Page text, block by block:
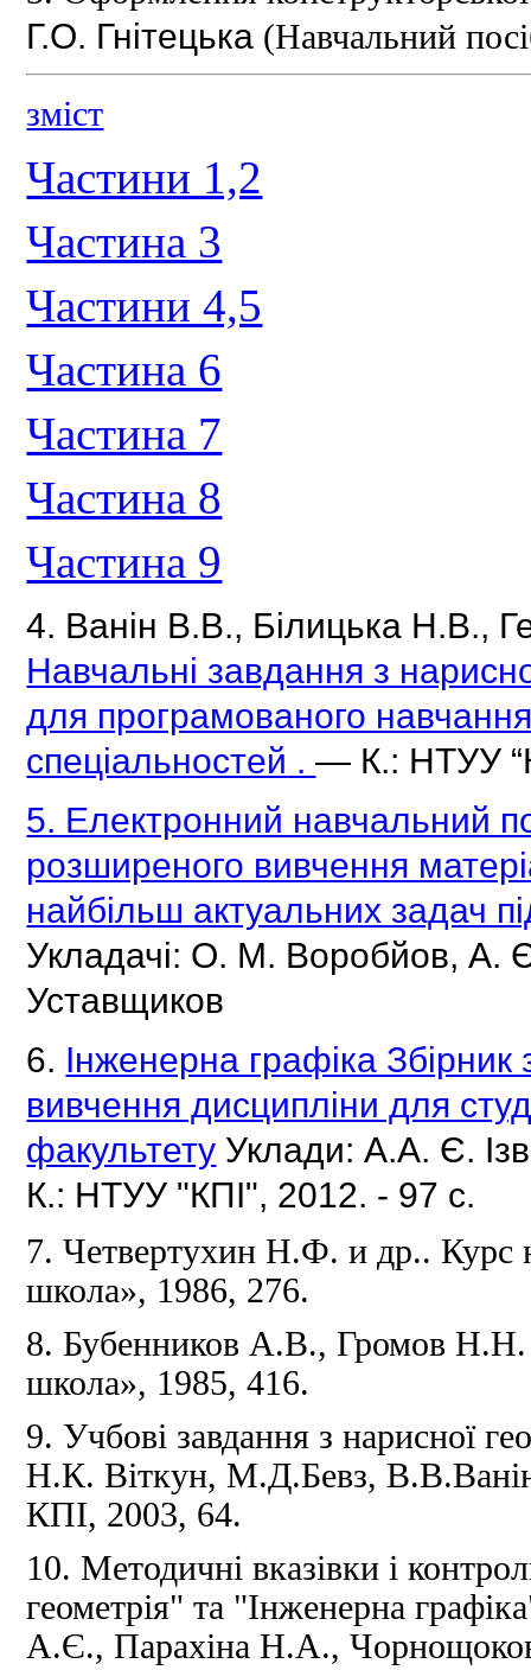
Г.О. Гнітецька (Навчальний
зміст
Частини 1,2
Частина 3
Частини 4,5
Частина 6
Частина 7
Частина 8
Частина 9
4. Ванін В.В., Білицька Н.В.,
Навчальні завдання з
для програмованого
спеціальностей .— К.: НТУУ
5. Електронний навчальний
розширеного вивчення
найбільш актуальних задач
Укладачі: О. М. Воробйов, А.
Уставщиков
6. Інженерна графіка
вивчення дисципліни для
факультету Уклади: А.А. Є.
К.: НТУУ "КПІ", 2012. - 97 с.
7. Четвертухин Н.Ф.и др.. Курс
школа», 1986, 276.
8. Бубенников А.В., Громов
школа», 1985, 416.
9. Учбові завдання з нарисної
Н.К.Віткун, М.Д.Бевз,
КПІ, 2003, 64.
10. Методичні вказівки і
геометрія" та "Інженерна
А.Є., Парахіна Н.А.,